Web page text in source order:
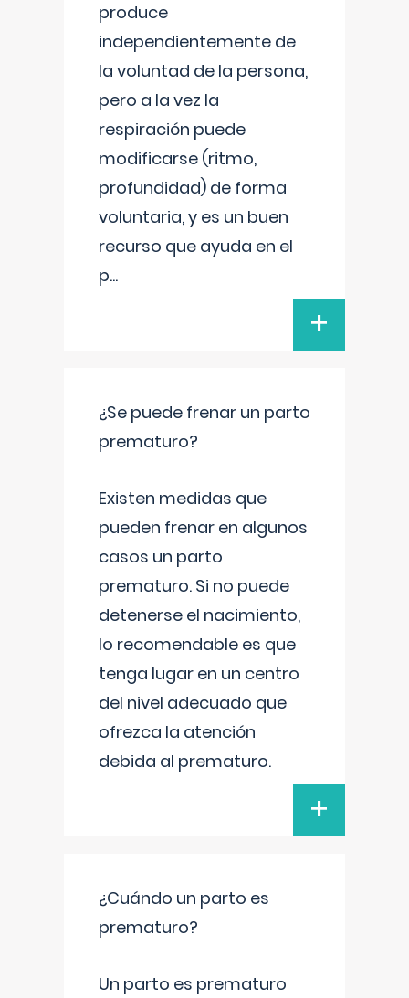
produce
independientemente de
la voluntad de la persona,
pero a la vez la
respiración puede
modificarse (ritmo,
profundidad) de forma
voluntaria, y es un buen
recurso que ayuda en el
p...
+
¿Se puede frenar un parto
prematuro?
Existen medidas que
pueden frenar en algunos
casos un parto
prematuro. Si no puede
detenerse el nacimiento,
lo recomendable es que
tenga lugar en un centro
del nivel adecuado que
ofrezca la atención
debida al prematuro.
+
¿Cuándo un parto es
prematuro?
Un parto es prematuro